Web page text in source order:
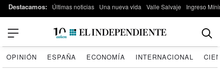
Destacamos: Últimas noticias Una nueva vida Valle Salvaje Ingreso
OPINIÓN ESPAÑA ECONOMÍA INTERNACIONAL